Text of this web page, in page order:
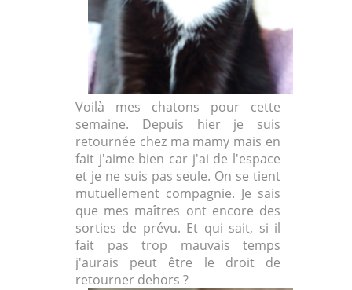
Voilà mes chatons pour cette
semaine. Depuis hier je suis
retournée chez ma mamy mais en
fait j'aime bien car j'ai de l'espace
et je ne suis pas seule. On se tient
mutuellement compagnie. Je sais
que mes maîtres ont encore des
sorties de prévu. Et qui sait, si il
fait pas trop mauvais temps
j'aurais peut être le droit de
retourner dehors ?